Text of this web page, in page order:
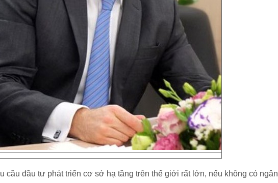
cầu đầu tư phát triển cơ sở hạ tầng trên thế giới rất lớn, nếu không có ngân